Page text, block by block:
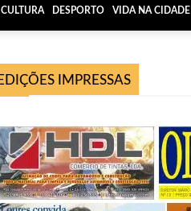
CULTURA DESPORTO VIDA NA CIDADE
IMPRESSAS